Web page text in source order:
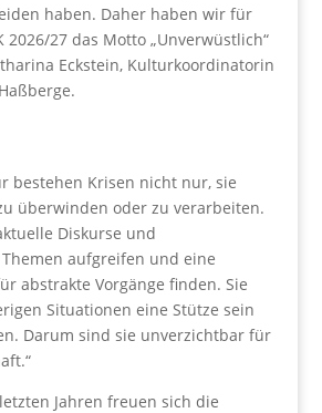
haben. Daher haben wir für
2026/27 das Motto „Unverwüstlich“
Eckstein, Kulturkoordinatorin
bestehen Krisen nicht nur, sie
überwinden oder zu verarbeiten.
Diskurse und
aufgreifen und eine
abstrakte Vorgänge finden. Sie
Situationen eine Stütze sein
Darum sind sie unverzichtbar für
Jahren freuen sich die